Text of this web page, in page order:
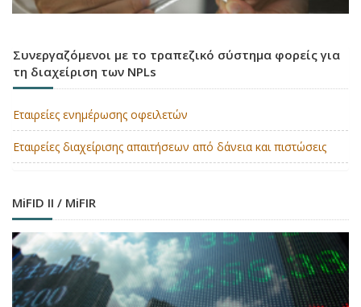
Συνεργαζόμενοι με το τραπεζικό σύστημα φορείς για
τη διαχείριση των NPLs
Εταιρείες ενημέρωσης οφειλετών
Εταιρείες διαχείρισης απαιτήσεων από δάνεια και πιστώσεις
MiFID II / MiFIR